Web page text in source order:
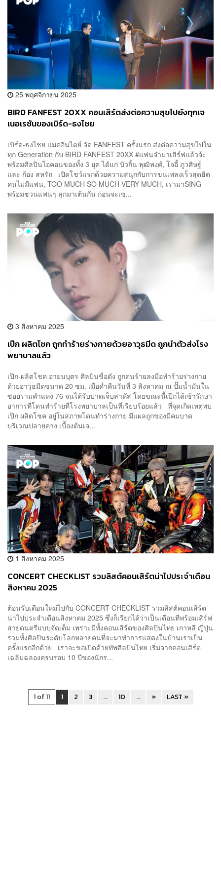
25 พฤศจิกายน 2025
BIRD FANFEST 20XX คอนเสิร์ตส่งต่อความสุขไปยังทุกเจ
เนอเรชันของเบิร์ด-ธงไชย
เบิร์ด-ธงไชย แมคอินไตย์ จัด FANFEST ครั้งแรก ส่งต่อความสุขไปใน
ทุก Generation กับ BIRD FANFEST 20XX #แฟนจ๋ามาเสิร์ฟแล้วจ้ะ
พร้อมศิลปินไอคอนของทั้ง 3 ยุค ได้แก่ บิวกิ้น พุฒิพงศ์, โจอี้ ภูวศิษฐ์
และ ก้อง สหรัถ เปิดโชว์แรกด้วยความสนุกกับการขนเพลงเร็วสุดฮิต
คนไม่มีแฟน, TOO MUCH SO MUCH VERY MUCH, เรามาSING
พร้อมชวนแฟนๆ ลุกมาเต้นกัน ก่อนจะเข...
3 สิงหาคม 2025
เป๊ก ผลิตโชค ถูกทำร้ายร่างกายด้วยอาวุธมีด ถูกนำตัวส่งโรง
พยาบาลแล้ว
เป๊ก-ผลิตโชค อายนบุตร ศิลปินชื่อดัง ถูกคนร้ายลงมือทำร้ายร่างกาย
ด้วยอาวุธมีดขนาด 20 ซม. เมื่อค่ำคืนวันที่ 3 สิงหาคม ณ ปั๊มน้ำมันใน
ซอยรามคำแหง 76 จนได้รับบาดเจ็บสาหัส โดยขณะนี้เป๊กได้เข้ารักษา
อาการที่โดนทำร้ายที่โรงพยาบาลเป็นที่เรียบร้อยแล้ว ที่จุดเกิดเหตุพบ
เป๊ก ผลิตโชค อยู่ในสภาพโดนทำร่างกาย มีแผลถูกของมีคมบาด
บริเวณปลายคาง เบื้องต้นเจ...
1 สิงหาคม 2025
CONCERT CHECKLIST รวมลิสต์คอนเสิร์ตน่าไปประจำเดือน
สิงหาคม 2025
ต้อนรับเดือนใหม่ไปกับ CONCERT CHECKLIST รวมลิสต์คอนเสิร์ต
น่าไปประจำเดือนสิงหาคม 2025 ซึ่งก็เรียกได้ว่าเป็นเดือนที่พร้อมเสิร์ฟ
สายดนตรีแบบจัดเต็ม เพราะมีทั้งคอนเสิร์ตของศิลปินไทย เกาหลี ญี่ปุ่น
รวมทั้งศิลปินระดับโลกหลายคนที่จะมาทำการแสดงในบ้านเราเป็น
ครั้งแรกอีกด้วย เราจะขอเปิดด้วยทัพศิลปินไทย เริ่มจากคอนเสิร์ต
เฉลิมฉลองครบรอบ 10 ปีของนักร...
1 of 11 1 2 3 ... 10 ... » LAST »